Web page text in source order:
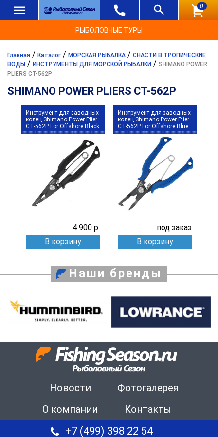
0
РЫБОЛОВНЫЕ ТУРЫ
Главная / Каталог / МОРСКАЯ РЫБАЛКА / СНАСТИ В ТРОПИЧЕСКИЕ
ВОДЫ / ИНСТРУМЕНТЫ ДЛЯ МОРСКОЙ РЫБАЛКИ / SHIMANO POWER
PLIERS CT-562P
SHIMANO POWER PLIERS CT-562P
Инструмент для заводных
колец Shimano Power Plier
CT-562P For Offshore Black
4 900 р.
В корзину
Инструмент для заводных
колец Shimano Power Plier
CT-562P For Offshore Blue
под заказ
В корзину
Наши бренды
Новости
Фотогалерея
О компании
Контакты
+7 (499) 398 22 54